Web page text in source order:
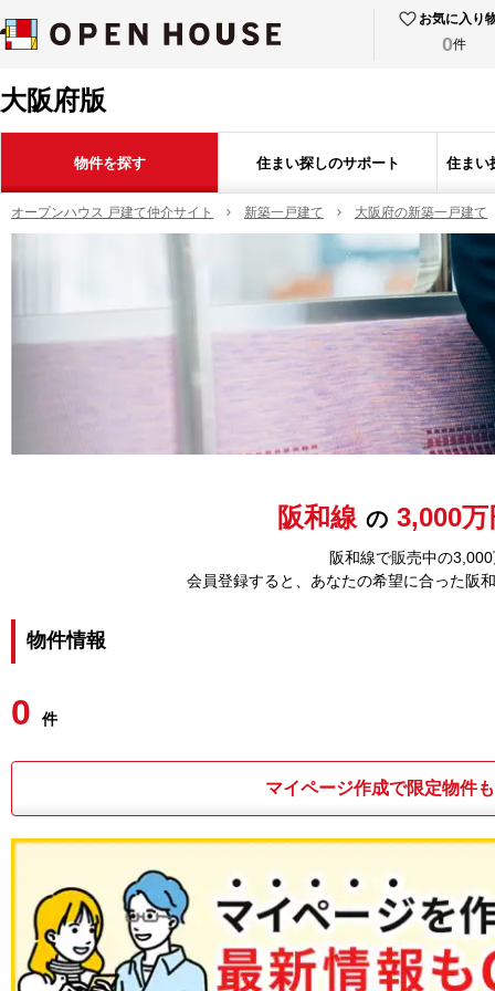
お気に入り
0件
大阪府版
物件を探す 住まい探しのサポート 住まい
オープンハウス 戸建て仲介サイト 新築一戸建て 大阪府の新築一戸建て
阪和線 の 3,000万
阪和線で販売中の
会員登録すると、あなたの希望に合った阪
物件情報
0 件
マイページ作成で限定物件